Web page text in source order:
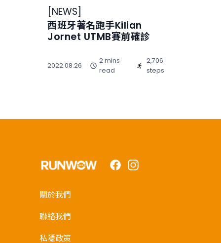
[NEWS]
西班牙著名跑手Kilian
Jornet UTMB賽前確診
2022.08.26
2 mins
read
2,706
steps
FacebookInstagram
關於我們
聯絡我們
私隱政策